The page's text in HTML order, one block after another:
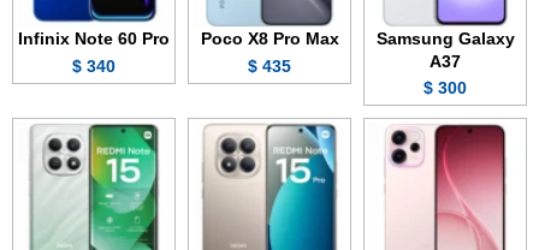
Samsung Galaxy
A37
300 $
Poco X8 Pro Max
435 $
Infinix Note 60 Pro
340 $